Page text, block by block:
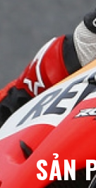
SẢN